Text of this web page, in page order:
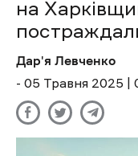
на
Дар'я Левченко
- 05 Травня 2025 |